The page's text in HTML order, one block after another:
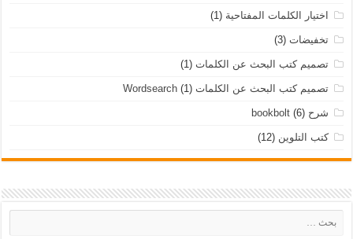
اختيار الكلمات المفتاحية (1)
تخفيضات (3)
تصميم كتب البحث عن الكلمات (1)
تصميم كتب البحث عن الكلمات Wordsearch(1)
شرح bookbolt(6)
كتب التلوين (12)